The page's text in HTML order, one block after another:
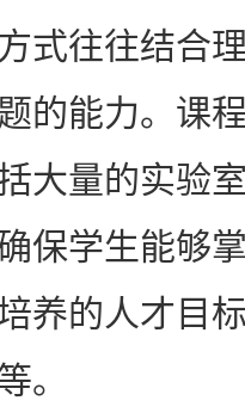
式往往结合
的能力。课
大量的实验
保学生能够
养的人才目
。